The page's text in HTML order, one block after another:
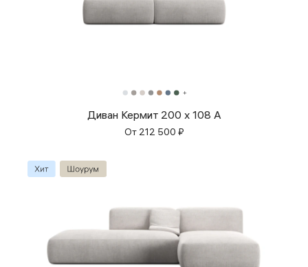
Диван Кермит 200 x 108 A
От 212 500 ₽